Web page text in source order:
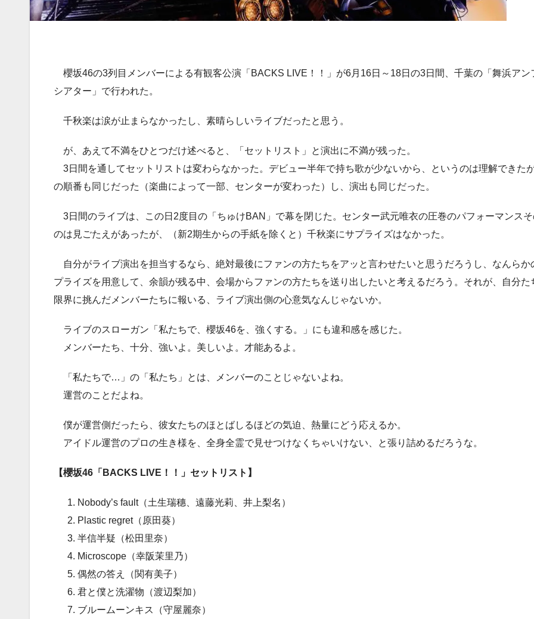
櫻坂46の3列目メンバーによる有観客公演「BACKS LIVE！！」が6月16日～18日の3日間、千葉の「舞浜アン
シアター」で行われた。
千秋楽は涙が止まらなかったし、素晴らしいライブだったと思う。
が、あえて不満をひとつだけ述べると、「セットリスト」と演出に不満が残った。
3日間を通してセットリストは変わらなかった。デビュー半年で持ち歌が少ないから、というのは理解できた
の順番も同じだった（楽曲によって一部、センターが変わった）し、演出も同じだった。
3日間のライブは、この日2度目の「ちゅけBAN」で幕を閉じた。センター武元唯衣の圧巻のパフォーマンス
のは見ごたえがあったが、（新2期生からの手紙を除くと）千秋楽にサプライズはなかった。
自分がライブ演出を担当するなら、絶対最後にファンの方たちをアッと言わせたいと思うだろうし、なんらか
プライズを用意して、余韻が残る中、会場からファンの方たちを送り出したいと考えるだろう。それが、自分た
限界に挑んだメンバーたちに報いる、ライブ演出側の心意気なんじゃないか。
ライブのスローガン「私たちで、櫻坂46を、強くする。」にも違和感を感じた。
メンバーたち、十分、強いよ。美しいよ。才能あるよ。
「私たちで…」の「私たち」とは、メンバーのことじゃないよね。
運営のことだよね。
僕が運営側だったら、彼女たちのほとばしるほどの気迫、熱量にどう応えるか。
アイドル運営のプロの生き様を、全身全霊で見せつけなくちゃいけない、と張り詰めるだろうな。
【櫻坂46「BACKS LIVE！！」セットリスト】
Nobody’s fault（土生瑞穗、遠藤光莉、井上梨名）
Plastic regret（原田葵）
半信半疑（松田里奈）
Microscope（幸阪茉里乃）
偶然の答え（関有美子）
君と僕と洗濯物（渡辺梨加）
ブルームーンキス（守屋麗奈）